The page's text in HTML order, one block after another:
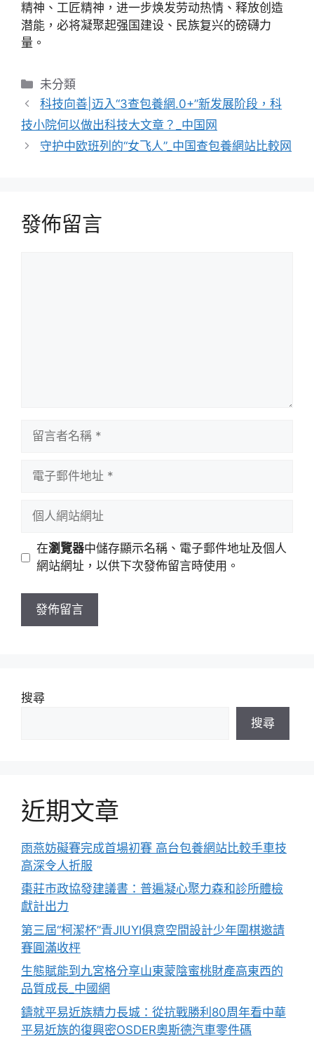
精神、工匠精神，进一步焕发劳动热情、释放创造
潜能，必将凝聚起强国建设、民族复兴的磅礴力
量。
分
類
未分類
科技向善|迈入“3查包養網.0+”新发展阶段，科
技小院何以做出科技大文章？_中国网
守护中欧班列的“女飞人”_中国查包養網站比較网
發佈留言
址
站
址
在瀏覽器中儲存顯示名稱、電子郵件地址及個人
網站網址，以供下次發佈留言時使用。
搜尋
搜尋
近期文章
雨燕妨礙賽完成首場初賽 高台包養網站比較手車技
高深令人折服
棗莊市政協發建議書：普遍凝心聚力森和診所體檢
獻計出力
第三屆“柯潔杯”青JIUYI俱意空間設計少年圍棋邀請
賽圓滿收枰
生態賦能到九宮格分享山東蒙陰蜜桃財產高東西的
品質成長_中國網
鑄就平易近族精力長城：從抗戰勝利80周年看中華
平易近族的復興密OSDER奧斯德汽車零件碼